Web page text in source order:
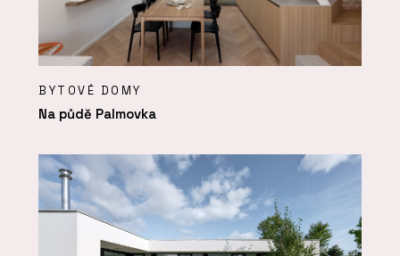
BYTOVÉ DOMY
Na půdě Palmovka